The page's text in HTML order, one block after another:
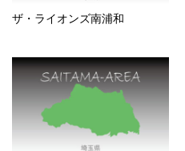
ザ・ライオンズ南浦和